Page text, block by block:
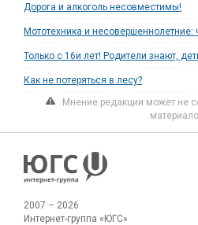
Дорога и алкоголь несовместимы!
Мототехника и несовершеннолетние:
Только с 16и лет! Родители знают,
Как не потеряться в лесу?
Мнение редакции может не
2007 – 2026
Интернет-группа «ЮГС»